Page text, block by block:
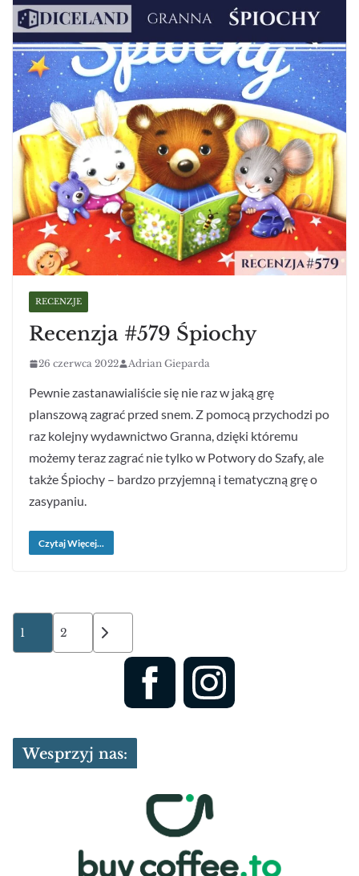
RECENZJE
Recenzja #579 Śpiochy
26 czerwca 2022 Adrian Gieparda
Pewnie zastanawialiście się nie raz w jaką grę
planszową zagrać przed snem. Z pomocą przychodzi po
raz kolejny wydawnictwo Granna, dzięki któremu
możemy teraz zagrać nie tylko w Potwory do Szafy, ale
także Śpiochy – bardzo przyjemną i tematyczną grę o
zasypaniu.
Czytaj Więcej...
Stronicowanie
wpisów
1 2
Wesprzyj nas: